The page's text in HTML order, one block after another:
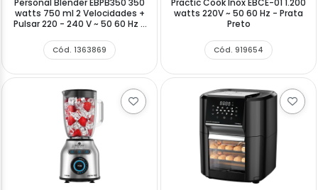
watts 750 ml 2 Velocidades +
Pulsar 220 - 240 V ~ 50 60 Hz -
Cód. 1363869
watts 220V ~ 50 60 Hz - Prata
Preto
Cód. 919654